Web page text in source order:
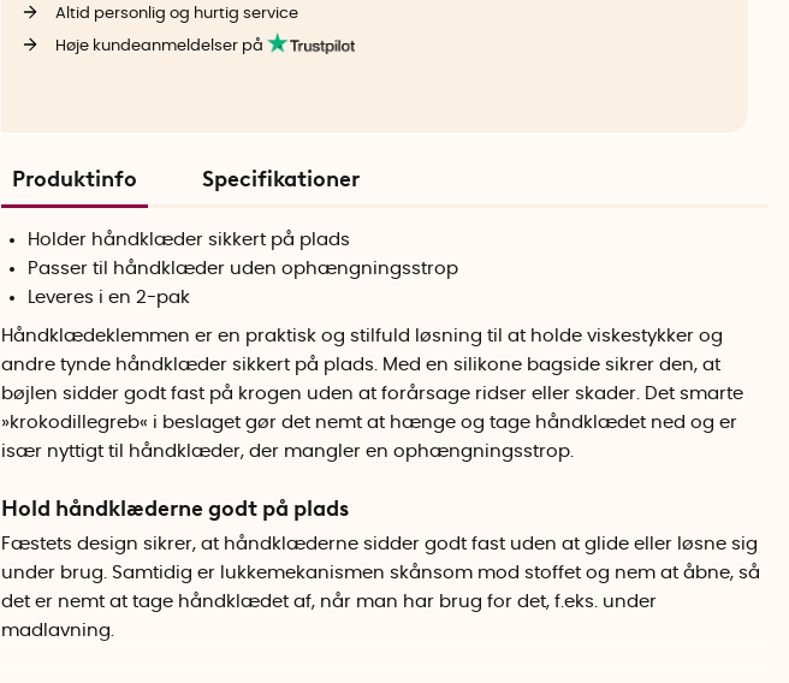
Altid personlig og hurtig service
Høje kundeanmeldelser på
Produktinfo Specifikationer
Holder håndklæder sikkert på plads
Passer til håndklæder uden ophængningsstrop
Leveres i en 2-pak
Håndklædeklemmen er en praktisk og stilfuld løsning til at holde viskestykker og
andre tynde håndklæder sikkert på plads. Med en silikone bagside sikrer den, at
bøjlen sidder godt fast på krogen uden at forårsage ridser eller skader. Det smarte
»krokodillegreb« i beslaget gør det nemt at hænge og tage håndklædet ned og er
især nyttigt til håndklæder, der mangler en ophængningsstrop.
Hold håndklæderne godt på plads
Fæstets design sikrer, at håndklæderne sidder godt fast uden at glide eller løsne sig
under brug. Samtidig er lukkemekanismen skånsom mod stoffet og nem at åbne, så
det er nemt at tage håndklædet af, når man har brug for det, f.eks. under
madlavning.